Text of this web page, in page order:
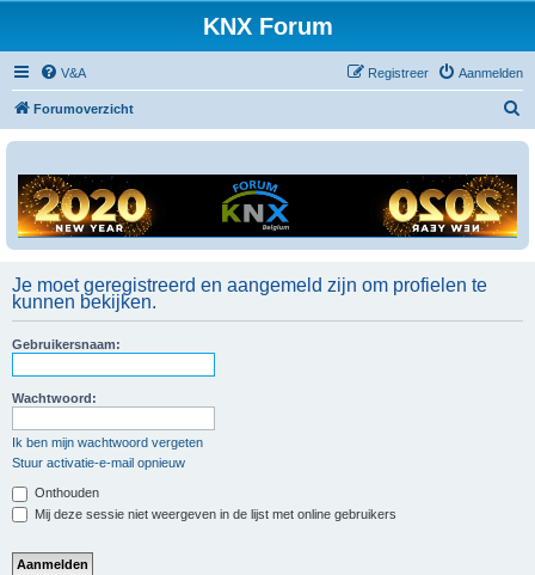
KNX Forum
V&A Aanmelden
Registreer
Forumoverzicht
Je moet geregistreerd en aangemeld zijn om profielen te
kunnen bekijken.
Gebruikersnaam:
Wachtwoord:
Ik ben mijn wachtwoord vergeten
Stuur activatie-e-mail opnieuw
Onthouden
Mij deze sessie niet weergeven in de lijst met online gebruikers